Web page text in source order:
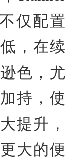
仅配置
，在续
色，尤
持，使
提升，
大的便